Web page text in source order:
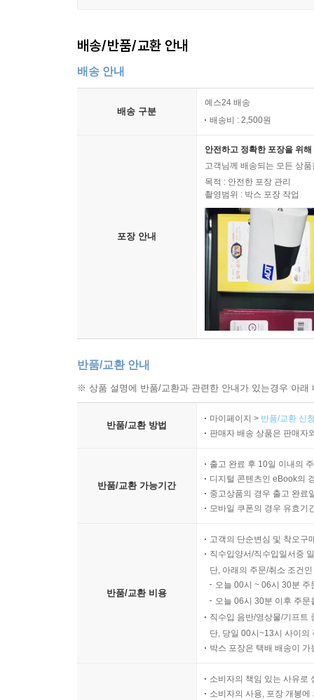
배송/반품/교환 안내
배송 안내
배송 구분
예스24 배송
배송비 : 2,500원
포장 안내
안전하고 정확한 포장을 위
고객님께 배송되는 모든 상
목적 : 안전한 포장 관리
촬영범위 : 박스 포장 작업
반품/교환 안내
※ 상품 설명에 반품/교환과 관련한 안내가 있는경우 아
반품/교환 방법
마이페이지 > 반품/교환 신
판매자 배송 상품은 판매자
반품/교환 가능기간
출고 완료 후 10일 이내의
디지털 콘텐츠인 eBook의
중고상품의 경우 출고 완료
모바일 쿠폰의 경우 유효기
반품/교환 비용
고객의 단순변심 및 착오구
직수입양서/직수입일서중
단, 아래의 주문/취소 조건
오늘 00시 ~ 06시 30분
오늘 06시 30분 이후 주
직수입 음반/영상물/기프트
단, 당일 00시~13시 사이의
박스 포장은 택배 배송이
소비자의 책임 있는 사유로
소비자의 사용, 포장 개봉